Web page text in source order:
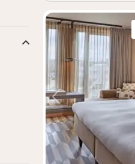
Vorige foto